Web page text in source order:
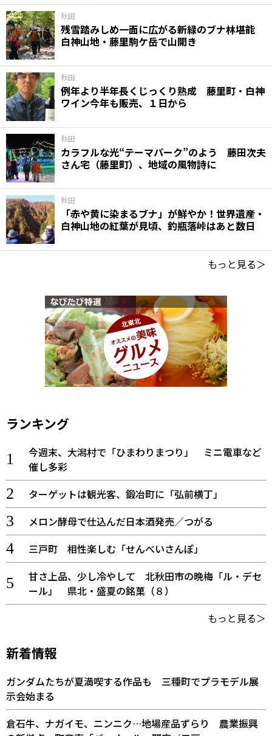
秋田
残雪踏みしめ一面に広がる新緑のブナ林堪能
白神山地・藤里駒ケ岳で山開き
秋田
例年より半年長くじっくり熟成 藤里町・白神
ワイン今年も販売、１日から
秋田
カラフルな光“テーマパーク”のよう 藤田次夫
さん宅（藤里町）、地域の風物詩に
秋田
「赤や黄に染まるブナ」が鮮やか！世界遺産・
白神山地の紅葉が見頃、釣瓶落峠はあと数日
もっと見る＞
ランキング
今週末、大潟村で「ひまわりまつり」 ミニ電車など
催し多彩
ターゲットは観光客、鍛冶町に「弘前横丁」
メロン酵母で仕込んだ日本酒発売／つがる
三戸町 相性楽しむ「せんべいさんぽ」
甘さ上品、少し冷やして 北秋田市の晩梅「ル・デセ
ール」 県北・盛夏の銘菓（８）
もっと見る＞
新着情報
ガンダムたちが夏満喫する作品も 三種町でプラモデル展
示会始まる
倉石牛、ナガイモ、ニンニク…地場産品ずらり 農業振興